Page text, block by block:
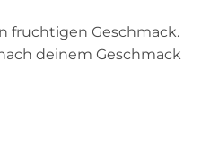
fruchtigen Geschmack.
deinem Geschmack